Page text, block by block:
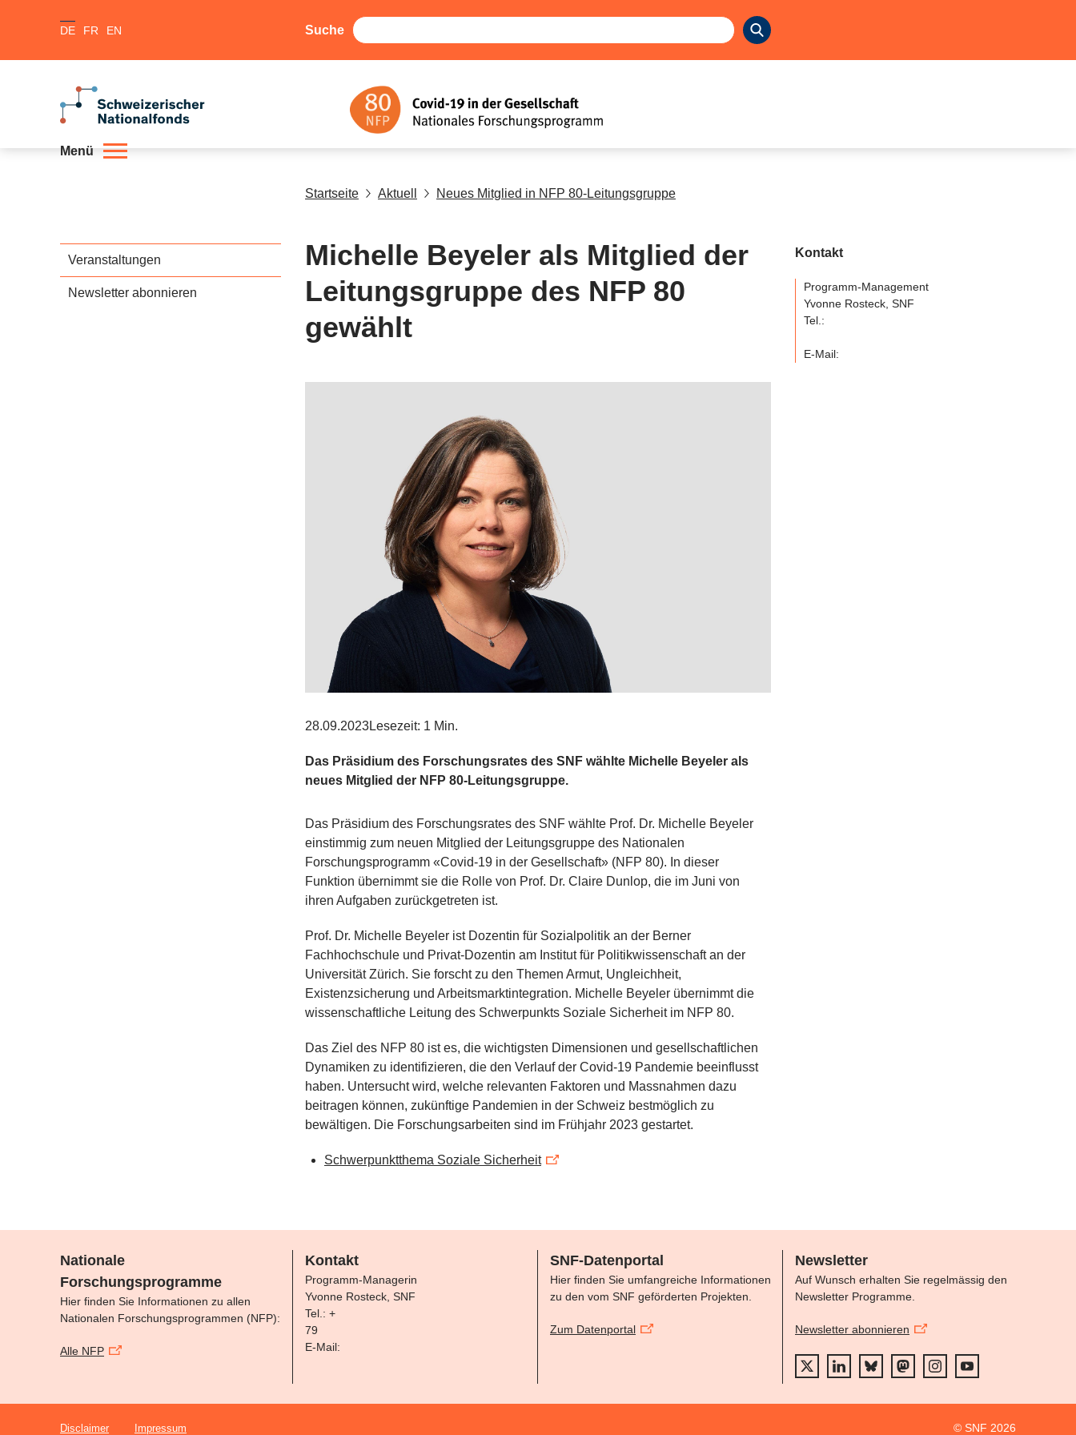
DE FR EN Suche
Menü
Startseite Aktuell Neues Mitglied in NFP 80-Leitungsgruppe
Veranstaltungen
Newsletter abonnieren
Michelle Beyeler als Mitglied der
Leitungsgruppe des NFP 80
gewählt
28.09.2023Lesezeit: 1 Min.
Das Präsidium des Forschungsrates des SNF wählte Michelle Beyeler als
neues Mitglied der NFP 80-Leitungsgruppe.
Das Präsidium des Forschungsrates des SNF wählte Prof. Dr. Michelle Beyeler
einstimmig zum neuen Mitglied der Leitungsgruppe des Nationalen
Forschungsprogramm «Covid-19 in der Gesellschaft» (NFP 80). In dieser
Funktion übernimmt sie die Rolle von Prof. Dr. Claire Dunlop, die im Juni von
ihren Aufgaben zurückgetreten ist.
Prof. Dr. Michelle Beyeler ist Dozentin für Sozialpolitik an der Berner
Fachhochschule und Privat-Dozentin am Institut für Politikwissenschaft an der
Universität Zürich. Sie forscht zu den Themen Armut, Ungleichheit,
Existenzsicherung und Arbeitsmarktintegration. Michelle Beyeler übernimmt die
wissenschaftliche Leitung des Schwerpunkts Soziale Sicherheit im NFP 80.
Das Ziel des NFP 80 ist es, die wichtigsten Dimensionen und gesellschaftlichen
Dynamiken zu identifizieren, die den Verlauf der Covid-19 Pandemie beeinflusst
haben. Untersucht wird, welche relevanten Faktoren und Massnahmen dazu
beitragen können, zukünftige Pandemien in der Schweiz bestmöglich zu
bewältigen. Die Forschungsarbeiten sind im Frühjahr 2023 gestartet.
Schwerpunktthema Soziale Sicherheit
Kontakt
Programm-Management
Yvonne Rosteck, SNF
Tel.:
E-Mail:
Nationale
Forschungsprogramme
Hier finden Sie Informationen zu allen
Nationalen Forschungsprogrammen (NFP):
Alle NFP
Kontakt
Programm-Managerin
Yvonne Rosteck, SNF
Tel.: +
79
E-Mail:
SNF-Datenportal
Hier finden Sie umfangreiche Informationen
zu den vom SNF geförderten Projekten.
Zum Datenportal
Newsletter
Auf Wunsch erhalten Sie regelmässig den
Newsletter Programme.
Newsletter abonnieren
Disclaimer Impressum © SNF 2026